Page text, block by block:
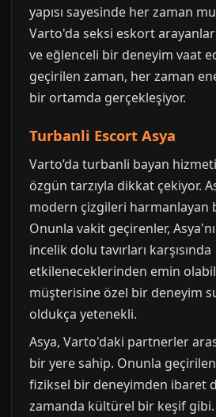
yapısı sayesinde her zaman
Varto'da seksi eskort
ve eğlenceli bir deneyim vaat
geçirilen zaman, her zaman
bir ortamda gerçekleşiyor.
Turbanli Escort Asya
Varto’da turbanli bayan
özgün tarzıyla dikkat çekiyor.
modern çizgileri harmanlayan
Onunla vakit geçirenler,
incelik dolu tavırları karşısında
etkileneceklerinden emin
müşterisine özel bir deneyim
oldukça yetenekli.
Asya, Varto'daki partnerler
bir yere sahip. Onunla
fiziksel bir deneyimden ibaret
zamanda kültürel bir keşif gibi.